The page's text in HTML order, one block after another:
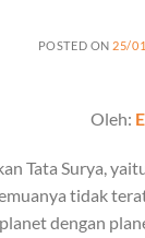
POSTED ON 25/
Oleh:
Tata Surya,
tidak
dengan